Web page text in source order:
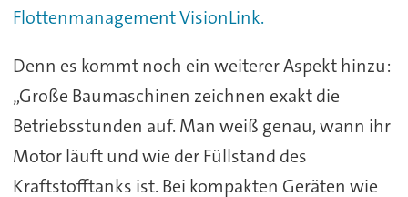
Flottenmanagement VisionLink.
Denn es kommt noch ein weiterer Aspekt hinzu:
„Große Baumaschinen zeichnen exakt die
Betriebsstunden auf. Man weiß genau, wann ihr
Motor läuft und wie der Füllstand des
Kraftstofftanks ist. Bei kompakten Geräten wie